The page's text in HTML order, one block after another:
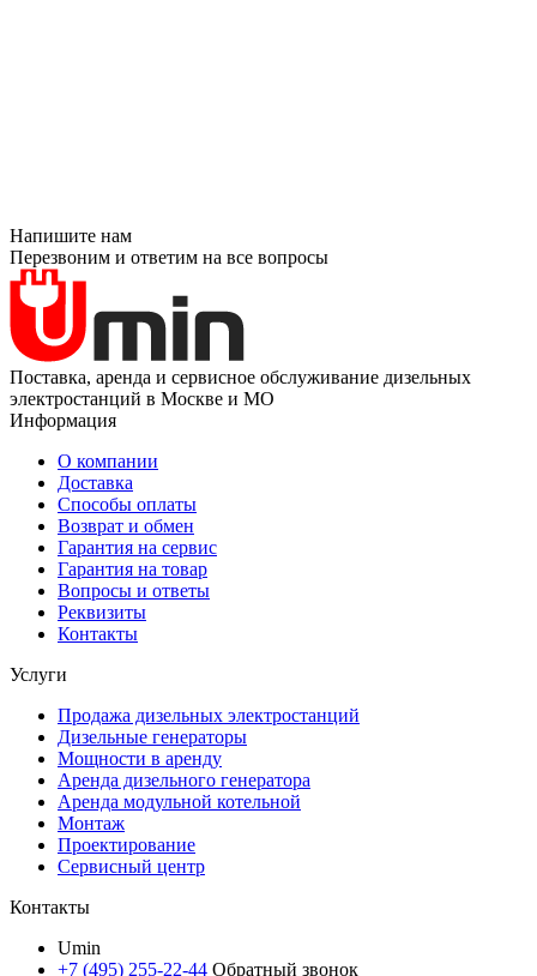
Напишите нам
Перезвоним и ответим на все вопросы
Поставка, аренда и сервисное обслуживание дизельных
электростанций в Москве и МО
Информация
О компании
Доставка
Способы оплаты
Возврат и обмен
Гарантия на сервис
Гарантия на товар
Вопросы и ответы
Реквизиты
Контакты
Услуги
Продажа дизельных электростанций
Дизельные генераторы
Мощности в аренду
Аренда дизельного генератора
Аренда модульной котельной
Монтаж
Проектирование
Сервисный центр
Контакты
Umin
+7 (495) 255-22-44 Обратный звонок